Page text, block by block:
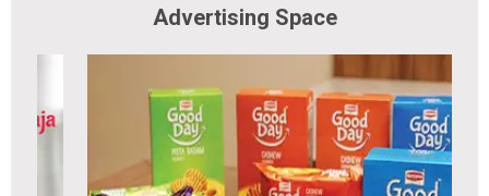
Advertising Space